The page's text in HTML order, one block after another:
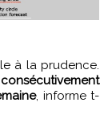
, informe t-